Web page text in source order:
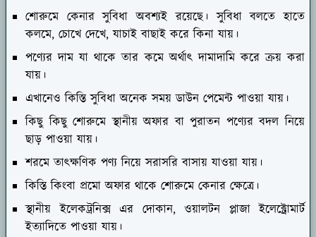
শোরুমে কেনার সুবিধা অবশ্যই রয়েছে। সুবিধা বলতে হাতে
কলমে, চোখে দেখে, যাচাই বাছাই করে কিনা যায়।
পণ্যের দাম যা থাকে তার কমে অর্থাৎ দামাদামি করে ক্রয় করা
যায়।
এখানেও কিস্তি সুবিধা অনেক সময় ডাউন পেমেন্ট পাওয়া যায়।
কিছু কিছু শোরুমে স্থানীয় অফার বা পুরাতন পণ্যের বদল নিয়ে
ছাড় পাওয়া যায়।
শরমে তাৎক্ষণিক পণ্য নিয়ে সরাসরি বাসায় যাওয়া যায়।
কিস্তি কিংবা প্রমো অফার থাকে শোরুমে কেনার ক্ষেত্রে।
স্থানীয় ইলেকট্রনিক্স এর দোকান, ওয়ালটন প্লাজা ইলেক্ট্রোমার্ট
ইত্যাদিতে পাওয়া যায়।